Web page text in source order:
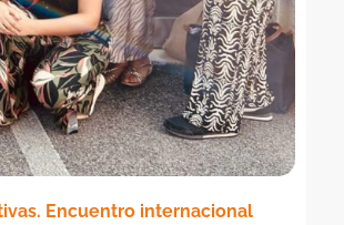
Encuentro internacional